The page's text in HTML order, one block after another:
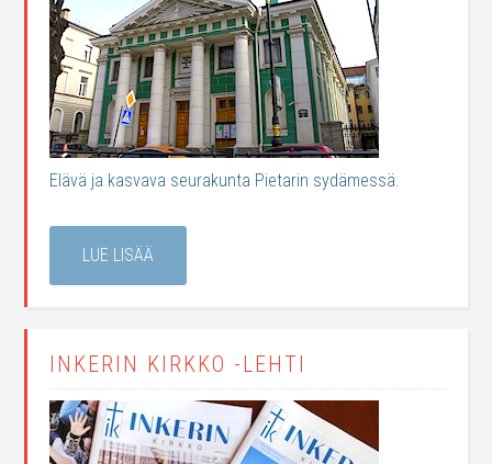
Elävä ja kasvava seurakunta Pietarin sydämessä.
LUE LISÄÄ
INKERIN KIRKKO -LEHTI